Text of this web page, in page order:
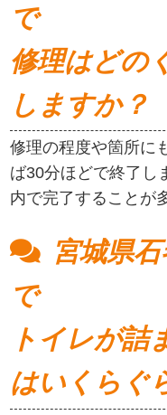
で
修理はどの
しますか？
修理の程度や箇所に
ば30分ほどで終了し
内で完了することが
宮城県
で
トイレが詰
はいくらぐ